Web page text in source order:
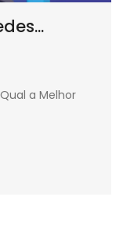
a Melhor